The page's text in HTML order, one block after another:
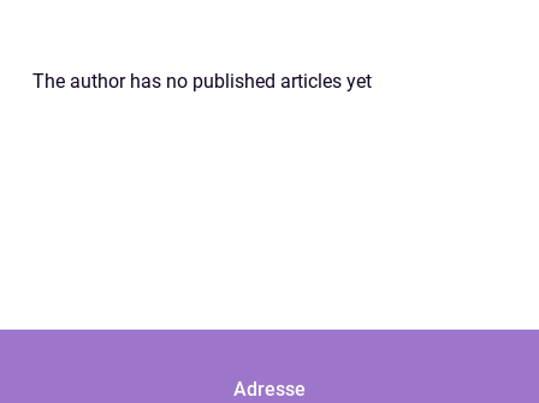
The author has no published articles yet
Adresse